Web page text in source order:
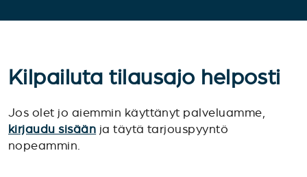
Kilpailuta tilausajo helposti
Jos olet jo aiemmin käyttänyt palveluamme,
kirjaudu sisään ja täytä tarjouspyyntö
nopeammin.